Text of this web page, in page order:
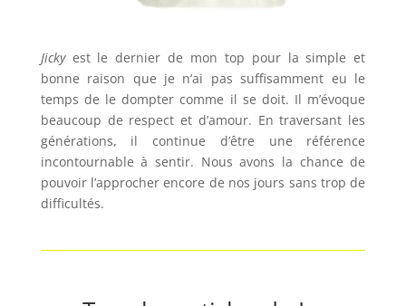
Jickyest le dernier de mon top pour la simple et
bonne raison que je n’ai pas suffisamment eu le
temps de le dompter comme il se doit. Il m’évoque
beaucoup de respect et d’amour. En traversant les
générations, il continue d’être une référence
incontournable à sentir. Nous avons la chance de
pouvoir l’approcher encore de nos jours sans trop de
difficultés.